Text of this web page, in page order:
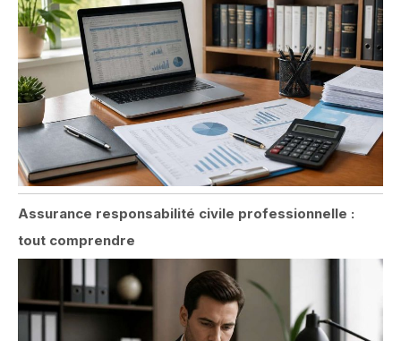
Assurance responsabilité civile professionnelle :
tout comprendre